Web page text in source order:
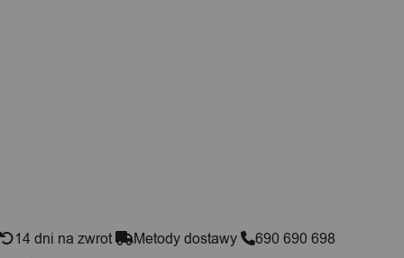
14 dni na zwrot Metody dostawy 690 690 698